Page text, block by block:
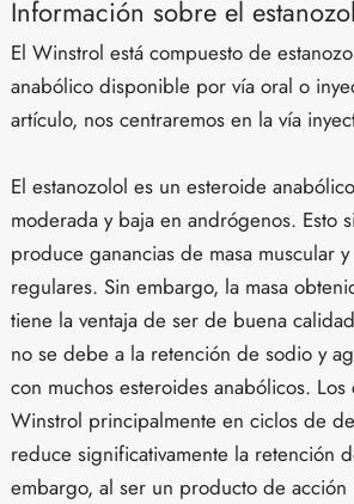
Información sobre el
El Winstrol está compuesto de
anabólico disponible por vía oral o
artículo, nos centraremos en la vía
El estanozolol es un esteroide
moderada y baja en andrógenos. Esto
produce ganancias de masa muscular
regulares. Sin embargo, la masa
tiene la ventaja de ser de buena
no se debe a la retención de sodio y
con muchos esteroides anabólicos. Los
Winstrol principalmente en ciclos de
reduce significativamente la retención
embargo, al ser un producto de acción